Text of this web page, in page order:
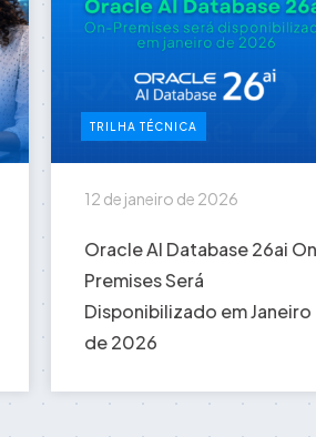
TRILHA TÉCNICA
12 de janeiro de 2026
Oracle AI Database 26ai
Premises Será
Disponibilizado em Janeiro
de 2026